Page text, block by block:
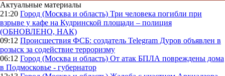
Актуальные материалы
21:20 Город (Москва и область) Три человека погибли при
взрыве у кафе на Кудринской площади – полиция
(ОБНОВЛЕНО, НАК)
09:12 Происшествия ФСБ: создатель Telegram Дуров объявлен в
розыск за содействие терроризму
06:12 Город (Москва и область) От атак БПЛА повреждены дома
в Подмосковье - губернатор